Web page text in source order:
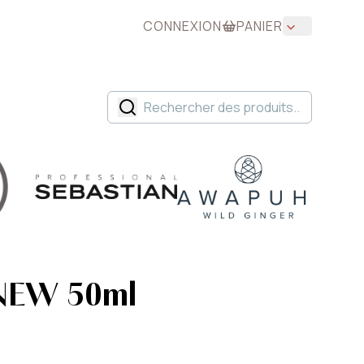
CONNEXION PANIER
50ml